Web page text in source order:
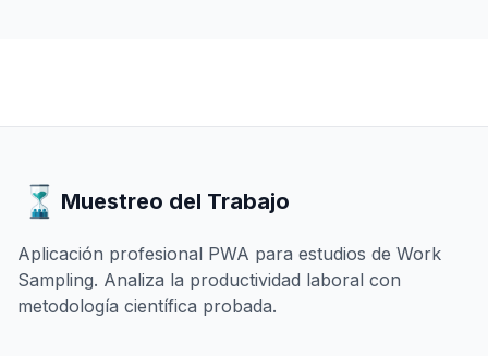
Muestreo del Trabajo
Aplicación profesional PWA para estudios de Work
Sampling. Analiza la productividad laboral con
metodología científica probada.